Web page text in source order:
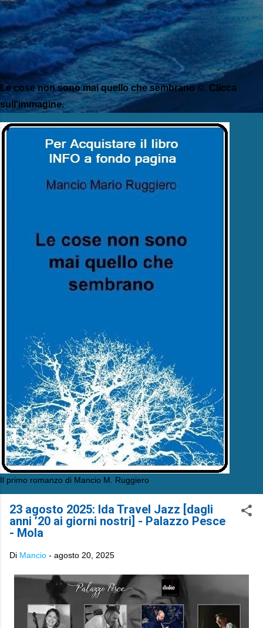
Le cose non sono mai quello che sembrano ©. Clicca
sull'immagine.
Il primo romanzo di Mancio M. Ruggiero
23 agosto 2025: Ida Travel Jazz [dagli
anni ’20 ai giorni nostri] - Palazzo Pesce
- Mola
Di Mancio - agosto 20, 2025